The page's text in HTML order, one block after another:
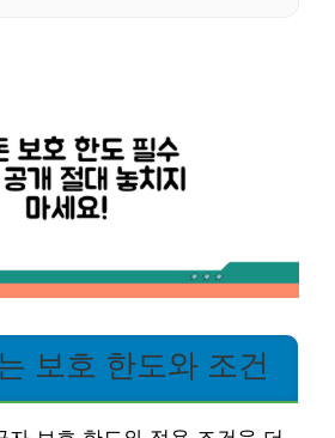
보호 한도와 조건